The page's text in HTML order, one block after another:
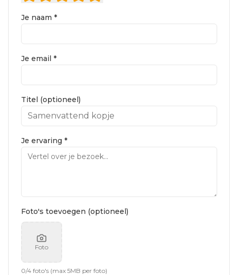
Je naam *
Je email *
Titel (optioneel)
Je ervaring *
Foto's toevoegen (optioneel)
Foto
0/4 foto's (max 5MB per foto)